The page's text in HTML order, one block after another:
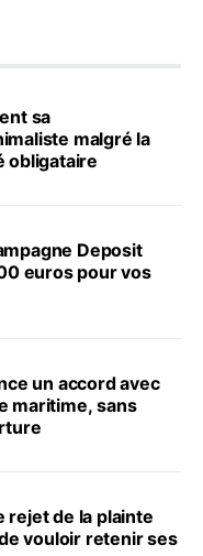
sa
malgré la
obligataire
Deposit
euros pour vos
un accord avec
maritime, sans
rejet de la plainte
de vouloir retenir ses